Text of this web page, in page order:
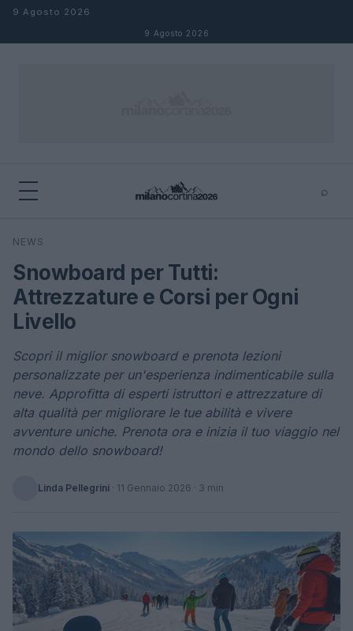
Salta al contenuto
9 Agosto 2026
9 Agosto 2026
⌕
Cerca
NEWS
Snowboard per Tutti:
Attrezzature e Corsi per Ogni
Livello
Scopri il miglior snowboard e prenota lezioni
personalizzate per un'esperienza indimenticabile sulla
neve. Approfitta di esperti istruttori e attrezzature di
alta qualità per migliorare le tue abilità e vivere
avventure uniche. Prenota ora e inizia il tuo viaggio nel
mondo dello snowboard!
Linda Pellegrini · 11 Gennaio 2026 · 3 min